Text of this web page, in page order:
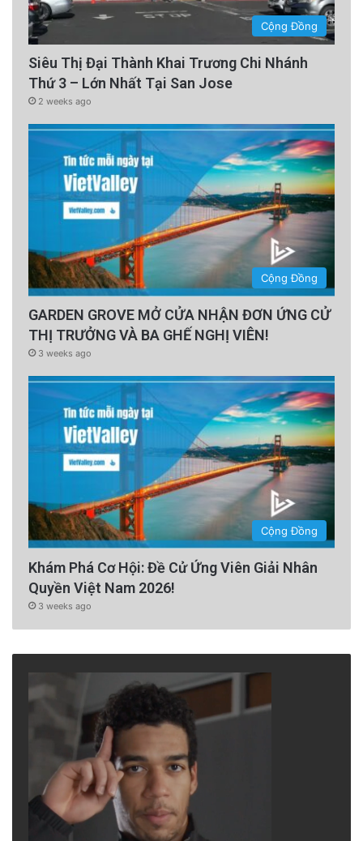
Cộng Đồng
Siêu Thị Đại Thành Khai Trương Chi Nhánh
Thứ 3 – Lớn Nhất Tại San Jose
2 weeks ago
Cộng Đồng
GARDEN GROVE MỞ CỬA NHẬN ĐƠN ỨNG CỬ
THỊ TRƯỞNG VÀ BA GHẾ NGHỊ VIÊN!
3 weeks ago
Cộng Đồng
Khám Phá Cơ Hội: Đề Cử Ứng Viên Giải Nhân
Quyền Việt Nam 2026!
3 weeks ago